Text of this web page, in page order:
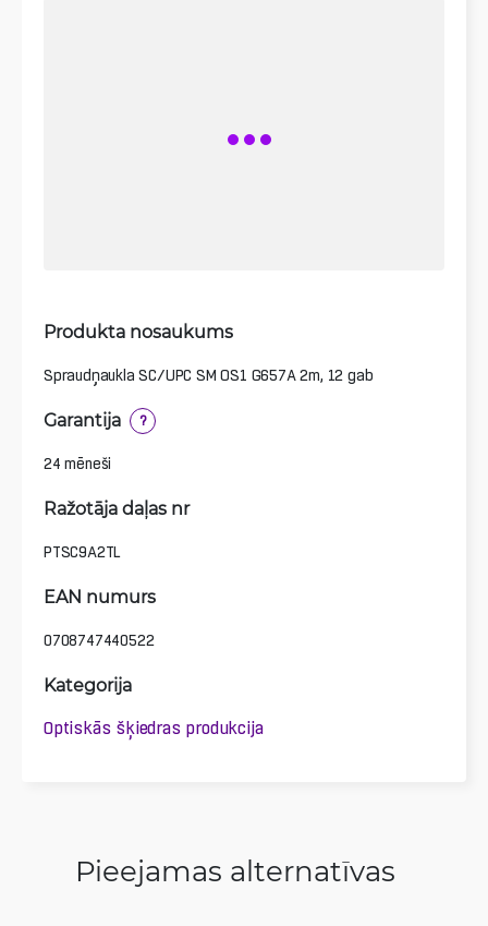
Produkta nosaukums
Spraudņaukla SC/UPC SM OS1 G657A 2m, 12 gab
Garantija ?
24 mēneši
Ražotāja daļas nr
PTSC9A2TL
EAN numurs
0708747440522
Kategorija
Optiskās šķiedras produkcija
Pieejamas alternatīvas